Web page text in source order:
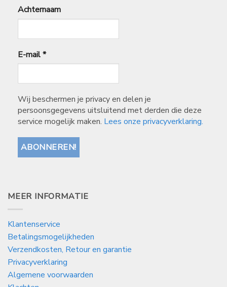
Achternaam
E-mail*
Wij beschermen je privacy en delen je
persoonsgegevens uitsluitend met derden die deze
service mogelijk maken. Lees onze privacyverklaring.
MEER INFORMATIE
Klantenservice
Betalingsmogelijkheden
Verzendkosten, Retour en garantie
Privacyverklaring
Algemene voorwaarden